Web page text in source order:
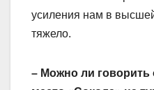
усиления нам в
тяжело.
– Можно ли говорить